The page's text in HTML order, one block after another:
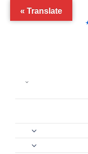
Translate »